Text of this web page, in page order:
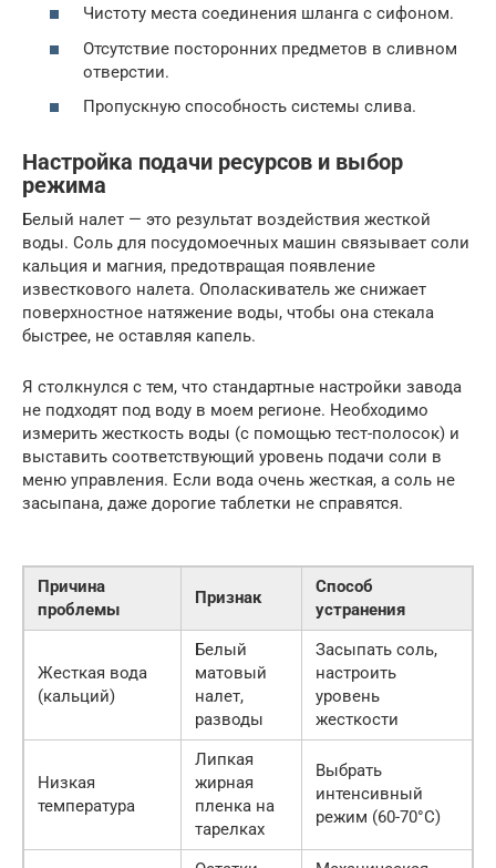
Чистоту места соединения шланга с сифоном.
Отсутствие посторонних предметов в сливном
отверстии.
Пропускную способность системы слива.
Настройка подачи ресурсов и выбор
режима
Белый налет — это результат воздействия жесткой
воды. Соль для посудомоечных машин связывает соли
кальция и магния, предотвращая появление
известкового налета. Ополаскиватель же снижает
поверхностное натяжение воды, чтобы она стекала
быстрее, не оставляя капель.
Я столкнулся с тем, что стандартные настройки завода
не подходят под воду в моем регионе. Необходимо
измерить жесткость воды (с помощью тест-полосок) и
выставить соответствующий уровень подачи соли в
меню управления. Если вода очень жесткая, а соль не
засыпана, даже дорогие таблетки не справятся.
Причина
проблемы
Признак
Способ
устранения
Жесткая вода
(кальций)
Белый
матовый
налет,
разводы
Засыпать соль,
настроить
уровень
жесткости
Низкая
температура
Липкая
жирная
пленка на
тарелках
Выбрать
интенсивный
режим (60-70°C)